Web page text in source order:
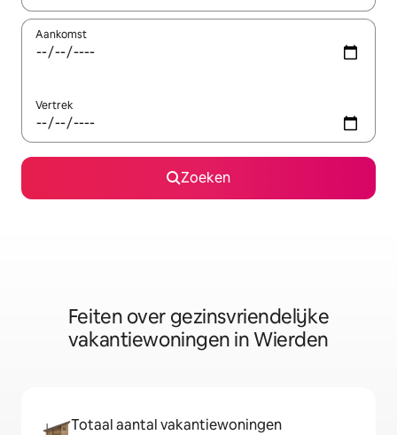
Aankomst
Vertrek
Zoeken
Feiten over gezinsvriendelijke
vakantiewoningen in Wierden
Totaal aantal vakantiewoningen